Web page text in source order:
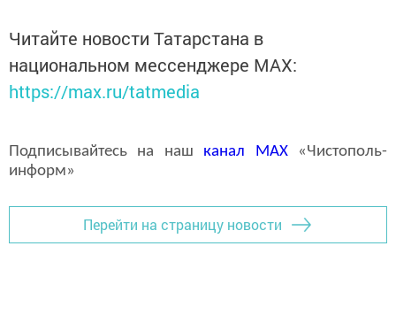
Читайте новости Татарстана в
национальном мессенджере MАХ:
https://max.ru/tatmedia
Подписывайтесь на наш канал MAX«Чистополь-
информ»
Перейти на страницу новости